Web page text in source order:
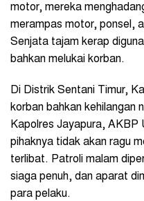
motor, mereka
merampas motor, ponsel,
Senjata tajam kerap
bahkan melukai korban.
Di Distrik Sentani Timur,
korban bahkan kehilangan
Kapolres Jayapura, AKBP
pihaknya tidak akan ragu
terlibat. Patroli malam
siaga penuh, dan aparat
para pelaku.